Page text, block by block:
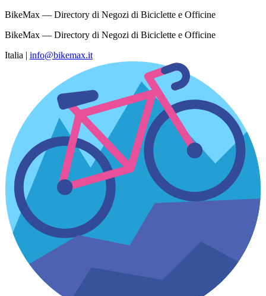
BikeMax — Directory di Negozi di Biciclette e Officine
BikeMax — Directory di Negozi di Biciclette e Officine
Italia | info@bikemax.it